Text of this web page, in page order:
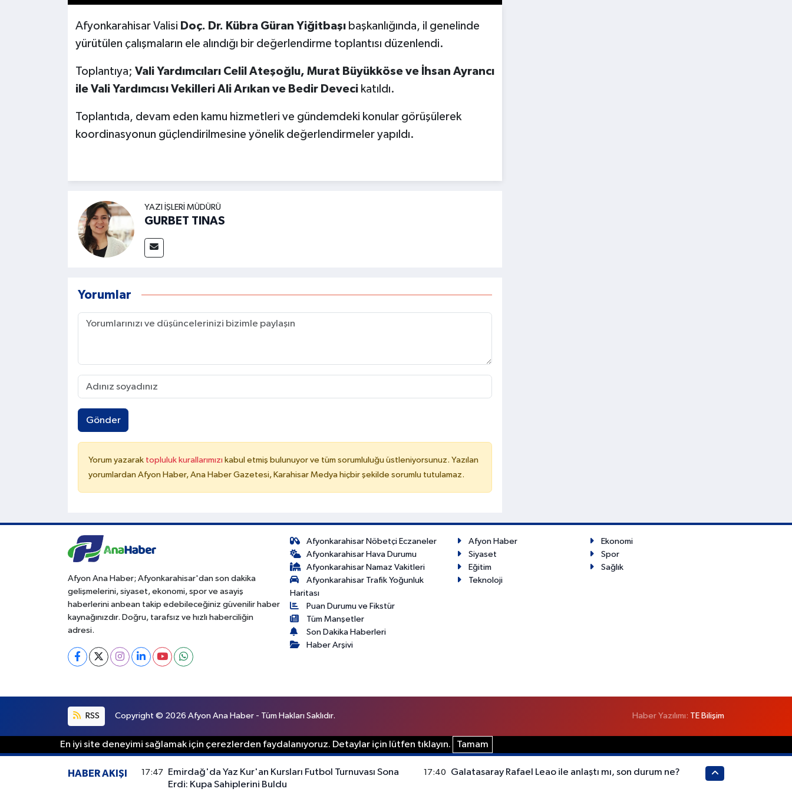
Afyonkarahisar Valisi Doç. Dr. Kübra Güran Yiğitbaşıbaşkanlığında, il genelinde
yürütülen çalışmaların ele alındığı bir değerlendirme toplantısı düzenlendi.
Toplantıya; Vali Yardımcıları Celil Ateşoğlu, Murat Büyükköse ve İhsan Ayrancı
ile Vali Yardımcısı Vekilleri Ali Arıkan ve Bedir Devecikatıldı.
Toplantıda, devam eden kamu hizmetleri ve gündemdeki konular görüşülerek
koordinasyonun güçlendirilmesine yönelik değerlendirmeler yapıldı.
YAZI İŞLERI MÜDÜRÜ
GURBET TINAS
Yorumlar
Gönder
Yorum yazarak topluluk kurallarımızı kabul etmiş bulunuyor ve tüm sorumluluğu üstleniyorsunuz. Yazılan
yorumlardan Afyon Haber, Ana Haber Gazetesi, Karahisar Medya hiçbir şekilde sorumlu tutulamaz.
Afyon Ana Haber; Afyonkarahisar'dan son dakika
gelişmelerini, siyaset, ekonomi, spor ve asayiş
haberlerini anbean takip edebileceğiniz güvenilir haber
kaynağınızdır. Doğru, tarafsız ve hızlı haberciliğin
adresi.
Afyonkarahisar Nöbetçi Eczaneler
Afyonkarahisar Hava Durumu
Afyonkarahisar Namaz Vakitleri
Afyonkarahisar Trafik Yoğunluk
Haritası
Puan Durumu ve Fikstür
Tüm Manşetler
Son Dakika Haberleri
Haber Arşivi
Afyon Haber
Ekonomi
Siyaset
Spor
Eğitim
Sağlık
Teknoloji
RSS Copyright © 2026 Afyon Ana Haber - Tüm Hakları Saklıdır. Haber Yazılımı: TE Bilişim
En iyi site deneyimi sağlamak için çerezlerden faydalanıyoruz. Detaylar için lütfen tıklayın. Tamam
HABER AKIŞI 17:47
Emirdağ'da Yaz Kur'an Kursları Futbol Turnuvası Sona
Erdi: Kupa Sahiplerini Buldu
17:40 Galatasaray Rafael Leao ile anlaştı mı, son durum ne?